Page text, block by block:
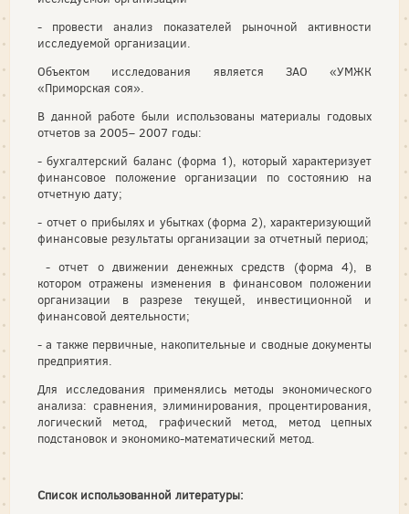
- провести анализ показателей рыночной активности
исследуемой организации.
Объектом исследования является ЗАО «УМЖК
«Приморская соя».
В данной работе были использованы материалы годовых
отчетов за 2005– 2007 годы:
- бухгалтерский баланс (форма 1), который характеризует
финансовое положение организации по состоянию на
отчетную дату;
- отчет о прибылях и убытках (форма 2), характеризующий
финансовые результаты организации за отчетный период;
- отчет о движении денежных средств (форма 4), в
котором отражены изменения в финансовом положении
организации в разрезе текущей, инвестиционной и
финансовой деятельности;
- а также первичные, накопительные и сводные документы
предприятия.
Для исследования применялись методы экономического
анализа: сравнения, элиминирования, процентирования,
логический метод, графический метод, метод цепных
подстановок и экономико-математический метод.
Список использованной литературы: